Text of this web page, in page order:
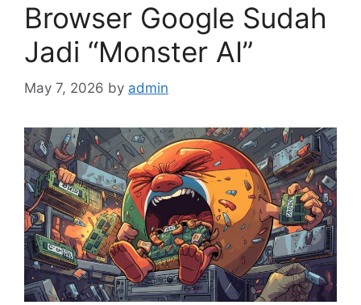
Browser Google Sudah
Jadi “Monster AI”
May 7, 2026 by admin